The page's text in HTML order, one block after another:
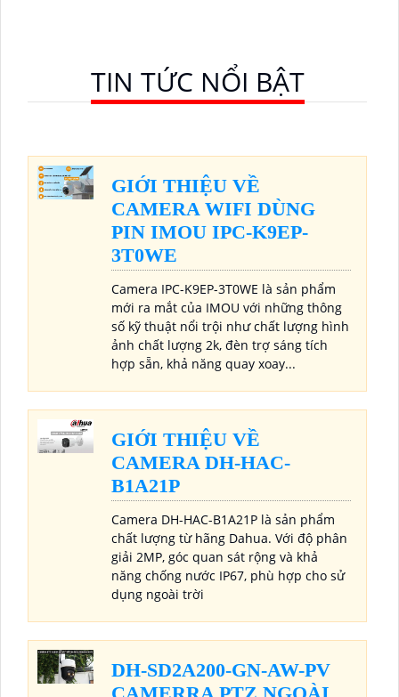
TIN TỨC NỔI BẬT
GIỚI THIỆU VỀ
CAMERA WIFI DÙNG
PIN IMOU IPC-K9EP-
3T0WE
Camera IPC-K9EP-3T0WE là sản phẩm
mới ra mắt của IMOU với những thông
số kỹ thuật nổi trội như chất lượng hình
ảnh chất lượng 2k, đèn trợ sáng tích
hợp sẵn, khả năng quay xoay...
GIỚI THIỆU VỀ
CAMERA DH-HAC-
B1A21P
Camera DH-HAC-B1A21P là sản phẩm
chất lượng từ hãng Dahua. Với độ phân
giải 2MP, góc quan sát rộng và khả
năng chống nước IP67, phù hợp cho sử
dụng ngoài trời
DH-SD2A200-GN-AW-PV